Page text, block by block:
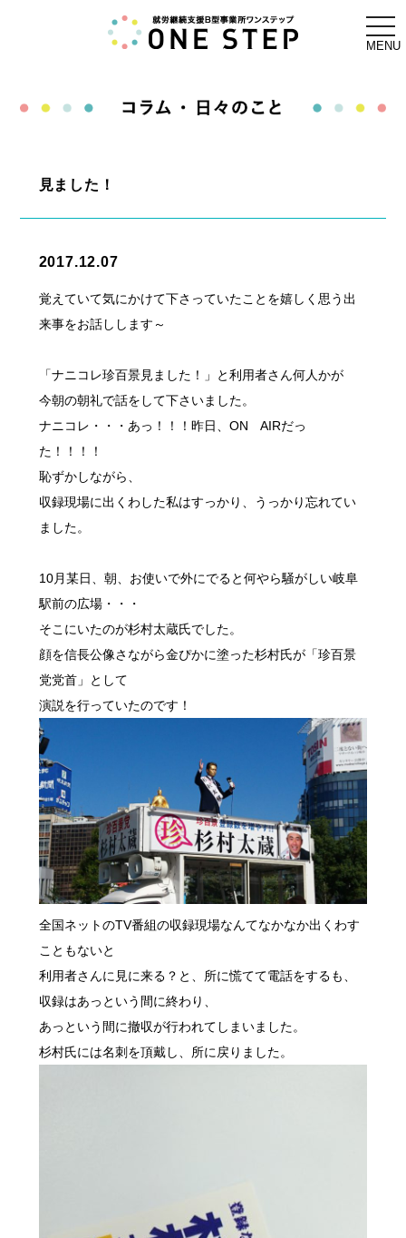
MENU
見ました！
2017.12.07
覚えていて気にかけて下さっていたことを嬉しく思う出
来事をお話しします～
「ナニコレ珍百景見ました！」と利用者さん何人かが
今朝の朝礼で話をして下さいました。
ナニコレ・・・あっ！！！昨日、ON AIRだっ
た！！！！
恥ずかしながら、
収録現場に出くわした私はすっかり、うっかり忘れてい
ました。
10月某日、朝、お使いで外にでると何やら騒がしい岐阜
駅前の広場・・・
そこにいたのが杉村太蔵氏でした。
顔を信長公像さながら金ぴかに塗った杉村氏が「珍百景
党党首」として
演説を行っていたのです！
全国ネットのTV番組の収録現場なんてなかなか出くわす
こともないと
利用者さんに見に来る？と、所に慌てて電話をするも、
収録はあっという間に終わり、
あっという間に撤収が行われてしまいました。
杉村氏には名刺を頂戴し、所に戻りました。